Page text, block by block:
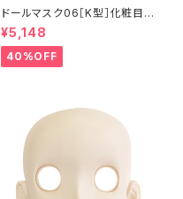
ドールマスク06［K型］化粧目穴
処理 MASK06 [DOLL K] Op
ening eye hole and make
up
¥5,148
40%OFF